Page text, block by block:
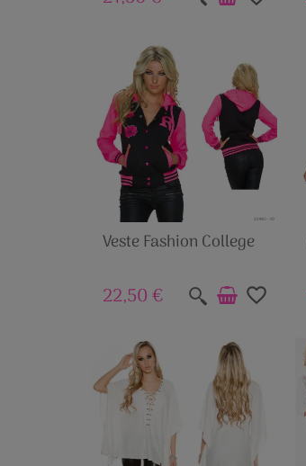
Veste Fashion College
22,50 € favorite_border